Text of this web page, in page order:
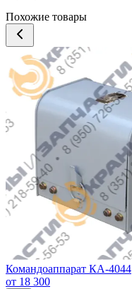
Похожие товары
Командоаппарат КА-4044
от 18 300